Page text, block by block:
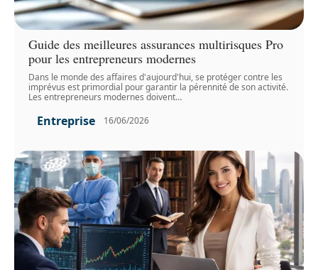
Guide des meilleures assurances multirisques Pro
pour les entrepreneurs modernes
Dans le monde des affaires d'aujourd'hui, se protéger contre les
imprévus est primordial pour garantir la pérennité de son activité.
Les entrepreneurs modernes doivent…
Entreprise 16/06/2026